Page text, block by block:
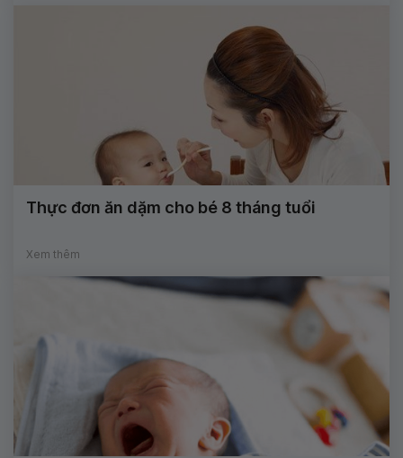
Thực đơn ăn dặm cho bé 8 tháng tuổi
Xem thêm